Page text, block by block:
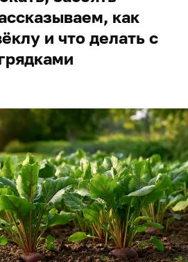
как
и что делать с